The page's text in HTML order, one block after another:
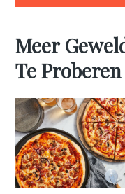
Meer
Te